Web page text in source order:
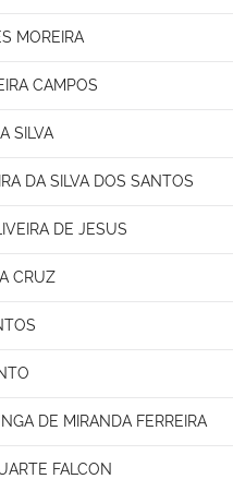
MOREIRA
CAMPOS
SILVA
DA SILVA DOS SANTOS
DE JESUS
CRUZ
DE MIRANDA FERREIRA
FALCON